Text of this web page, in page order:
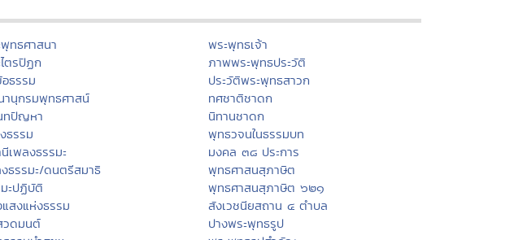
ทธศาสนา
ตรปิฏก
ธรรม
นุกรมพุทธศาสน์
ทปัญหา
ธรรม
เพลงธรรมะ
ธรรมะ/ดนตรีสมาธิ
ะปฏิบัติ
สงแห่งธรรม
วดมนต์
พระพุทธเจ้า
ภาพพระพุทธประวัติ
ประวัติพระพุทธสาวก
ทศชาติชาดก
นิทานชาดก
พุทธวจนในธรรมบท
มงคล ๓๘ ประการ
พุทธศาสนสุภาษิต
พุทธศาสนสุภาษิต ๖๒๑
สังเวชนียสถาน ๔ ตำบล
ปางพระพุทธรูป